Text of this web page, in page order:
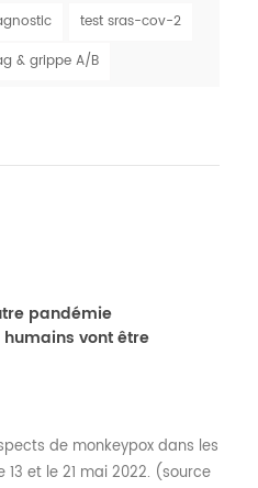
la domination de l'hôte et a
sa corrélation avec la grippe
eu un effet considé...
test sras-cov-2
& grippe A/B
pandémie
vont être
de monkeypox dans les
et le 21 mai 2022. (source